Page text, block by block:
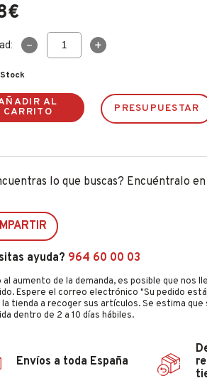
€
Multiusos
Asevi
Stock
AL
CARRITO
PRESUPUESTAR
lo que buscas? Encuéntralo
ayuda? 964 60 00 03
al aumento de la demanda, es posible que nos
Espere el correo electrónico "Su pedido
la tienda a recoger sus artículos. Se estima que
dentro de 2 a 10 días hábiles.
Envíos a toda España